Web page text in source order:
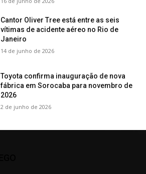
Cantor Oliver Tree está entre as seis
vítimas de acidente aéreo no Rio de
Janeiro
14 de junho de 2026
Toyota confirma inauguração de nova
fábrica em Sorocaba para novembro de
2026
2 de junho de 2026